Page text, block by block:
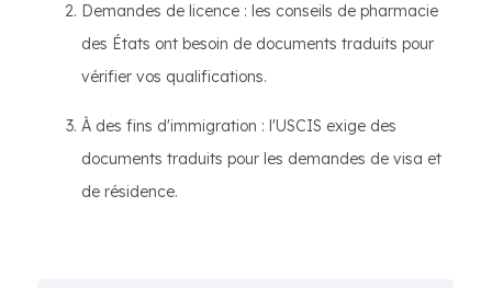
Demandes de licence : les conseils de pharmacie
des États ont besoin de documents traduits pour
vérifier vos qualifications.
À des fins d'immigration : l'USCIS exige des
documents traduits pour les demandes de visa et
de résidence.